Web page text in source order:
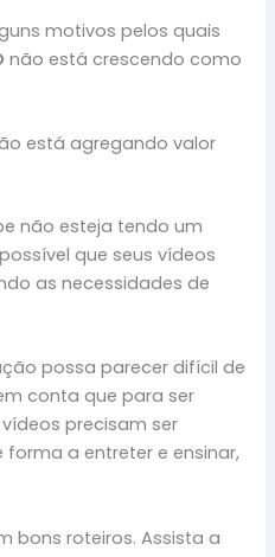
motivos pelos quais
não está crescendo como
está agregando valor
não esteja tendo um
que seus vídeos
as necessidades de
possa parecer difícil de
conta que para ser
precisam ser
a entreter e ensinar,
bons roteiros. Assista a